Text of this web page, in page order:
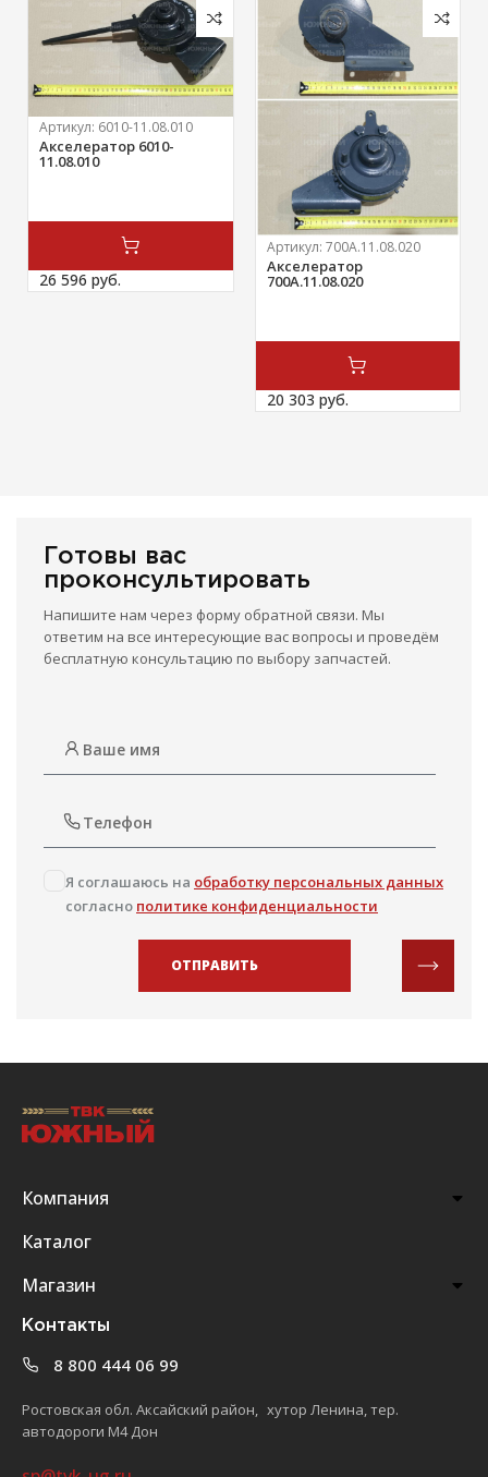
Артикул: 6010-11.08.010
Акселератор 6010-
11.08.010
26 596 руб.
Артикул: 700А.11.08.020
Акселератор
700А.11.08.020
20 303 руб.
Готовы вас
проконсультировать
Напишите нам через форму обратной связи. Мы
ответим на все интересующие вас вопросы и проведём
бесплатную консультацию по выбору запчастей.
Я соглашаюсь на обработку персональных данных
согласно политике конфиденциальности
ОТПРАВИТЬ
Компания
Каталог
Магазин
Контакты
8 800 444 06 99
Ростовская обл. Аксайский район, хутор Ленина, тер.
автодороги М4 Дон